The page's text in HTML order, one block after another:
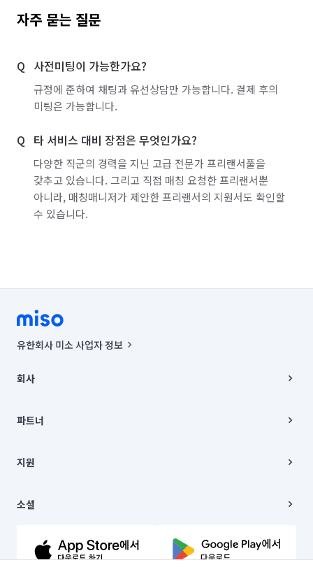
자주 묻는 질문
사전미팅이 가능한가요?
규정에 준하여 채팅과 유선상담만 가능합니다. 결제 후의
미팅은 가능합니다.
타 서비스 대비 장점은 무엇인가요?
다양한 직군의 경력을 지닌 고급 전문가 프리랜서풀을
갖추고 있습니다. 그리고 직접 매칭 요청한 프리랜서뿐
아니라, 매칭매니저가 제안한 프리랜서의 지원서도 확인할
수 있습니다.
유한회사 미소 사업자 정보
00019 |
주소 | 본사: 서울특별시 종로구 율곡로 6(중학동, 트윈트리빌딩) B동 5층
컨택센터 : 서울특별시 종로구 수송동 율곡로 24, 7층, 8층 미소
상품, 상품정보, 거래에 관한 의무와 책임은 거래당사자에게 있습니다.
언론 보도 관련 문의:
© 유한회사 미소. Miso, Inc. All Rights Reserved.
회사
채용
파트너
이사
지원
이용약관
문의하기
소셜
유튜브